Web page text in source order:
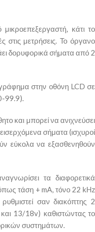
κάτι το
στις μετρήσεις. Το όργανο
δορυφορικά σήματα από 2
γράφημα στην οθόνη LCD σε
99.9).
και μπορεί να ανιχνεύσει
σήματα (ισχυροί
εύκολα να εξασθενηθούν
τα διαφορετικά
τάση + mA, τόνο 22 kHz
σαν διακόπτης 2
13/18v) καθιστώντας το
συστημάτων.